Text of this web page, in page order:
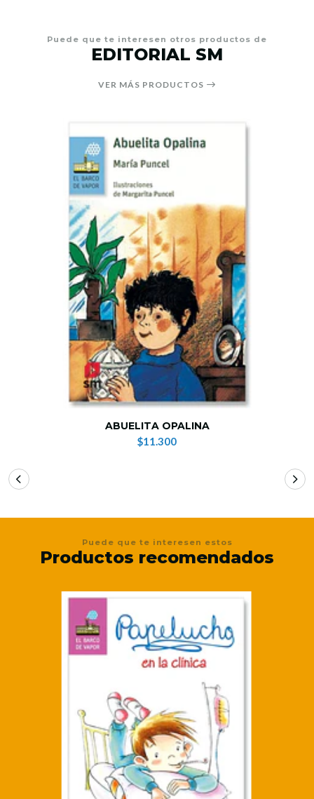
Puede que te interesen otros productos de
EDITORIAL SM
VER MÁS PRODUCTOS
ABUELITA OPALINA
$11.300
Puede que te interesen estos
Productos recomendados